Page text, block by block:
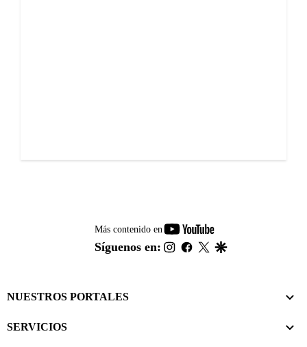
Más contenido en
youtube-
footer
Síguenos en: instagram
facebook
twitter
NUESTROS PORTALES
SERVICIOS